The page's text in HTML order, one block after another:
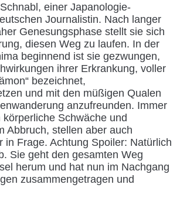
einer Japanologie-
Journalistin. Nach langer
Genesungsphase stellt sie sich
diesen Weg zu laufen. In der
beginnend ist sie gezwungen,
ihrer Erkrankung, voller
bezeichnet,
und mit den müßigen Qualen
anzufreunden. Immer
Schwäche und
Abbruch, stellen aber auch
in Frage. Achtung Spoiler: Natürlich
Sie geht den gesamten Weg
herum und hat nun im Nachgang
zusammengetragen und